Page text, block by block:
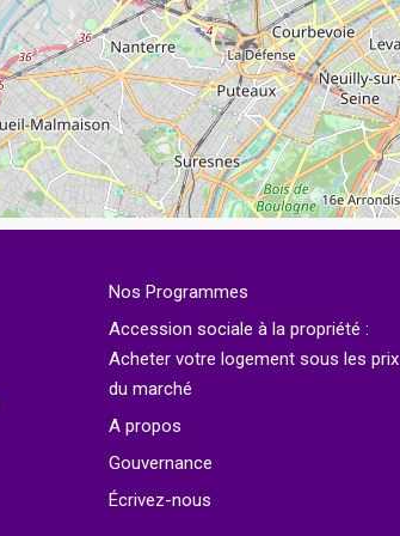
Nos Programmes
Accession sociale à la propriété :
Acheter votre logement sous les prix
du marché
A propos
Gouvernance
Écrivez-nous